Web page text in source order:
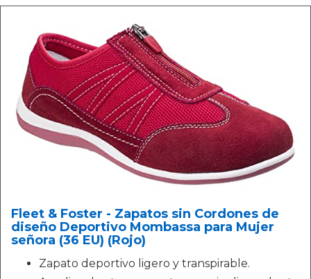
Fleet & Foster - Zapatos sin Cordones de
diseño Deportivo Mombassa para Mujer
señora (36 EU) (Rojo)
Zapato deportivo ligero y transpirable.